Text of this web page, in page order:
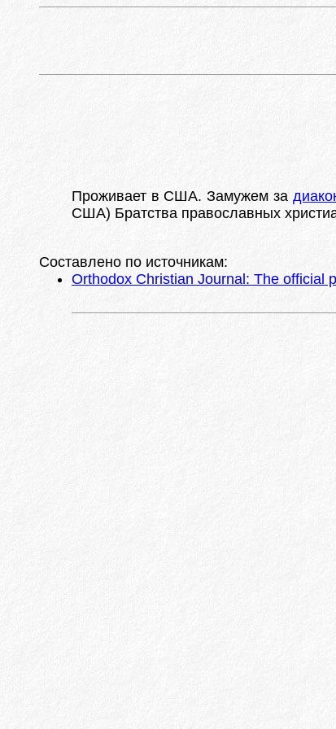
Проживает в США. Замужем за
США) Братства православных
Составлено по источникам:
Orthodox Christian Journal: The official